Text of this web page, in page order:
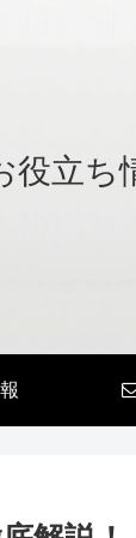
役立ち